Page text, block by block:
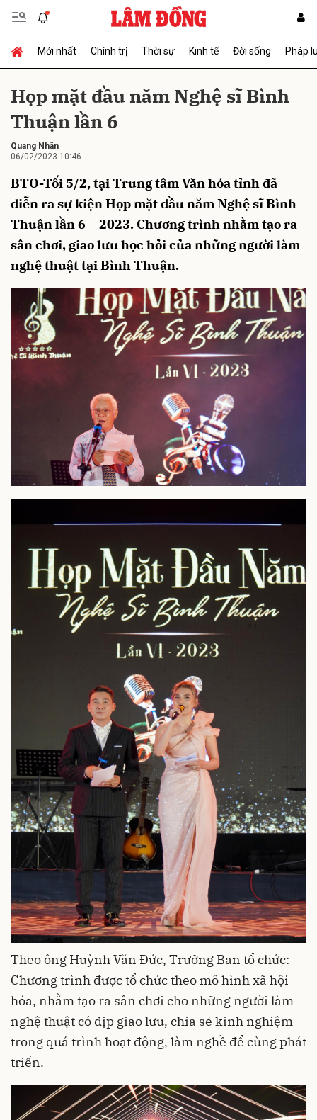
Mới nhất Chính trị Thời sự Kinh tế Đời sống Pháp
Họp mặt đầu năm Nghệ sĩ Bình
Thuận lần 6
Quang Nhân
06/02/2023 10:46
BTO-Tối 5/2, tại Trung tâm Văn hóa tỉnh đã
diễn ra sự kiện Họp mặt đầu năm Nghệ sĩ Bình
Thuận lần 6 – 2023. Chương trình nhằm tạo ra
sân chơi, giao lưu học hỏi của những người làm
nghệ thuật tại Bình Thuận.
Theo ông Huỳnh Văn Đức, Trưởng Ban tổ chức:
Chương trình được tổ chức theo mô hình xã hội
hóa, nhằm tạo ra sân chơi cho những người làm
nghệ thuật có dịp giao lưu, chia sẻ kinh nghiệm
trong quá trình hoạt động, làm nghề để cùng phát
triển.
Gửi bình luận